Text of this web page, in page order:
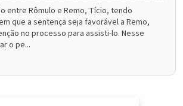
entre Rômulo e Remo, Tício, tendo
que a sentença seja favorável a Remo,
no processo para assisti-lo. Nesse
o pe...